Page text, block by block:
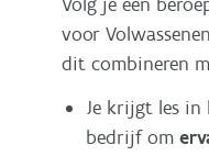
voor
dit combineren
Je krijgt les in
bedrijf om